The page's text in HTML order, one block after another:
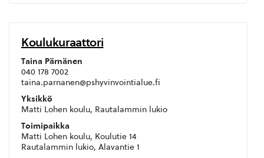
Koulukuraattori
Taina Pärnänen
040 178 7002
taina.parnanen@pshyvinvointialue.fi
Yksikkö
Matti Lohen koulu, Rautalammin lukio
Toimipaikka
Matti Lohen koulu, Koulutie 14
Rautalammin lukio, Alavantie 1